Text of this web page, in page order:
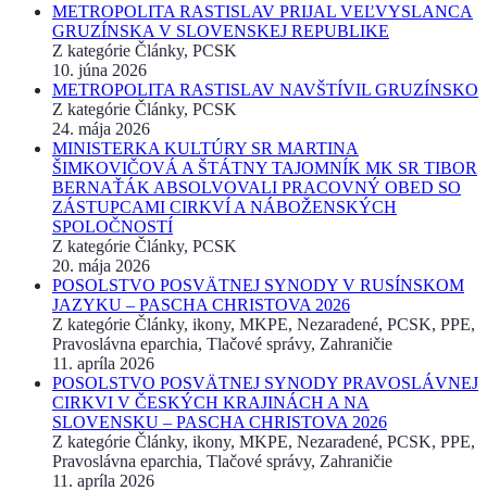
METROPOLITA RASTISLAV PRIJAL VEĽVYSLANCA
GRUZÍNSKA V SLOVENSKEJ REPUBLIKE
Z kategórie Články, PCSK
10. júna 2026
METROPOLITA RASTISLAV NAVŠTÍVIL GRUZÍNSKO
Z kategórie Články, PCSK
24. mája 2026
MINISTERKA KULTÚRY SR MARTINA
ŠIMKOVIČOVÁ A ŠTÁTNY TAJOMNÍK MK SR TIBOR
BERNAŤÁK ABSOLVOVALI PRACOVNÝ OBED SO
ZÁSTUPCAMI CIRKVÍ A NÁBOŽENSKÝCH
SPOLOČNOSTÍ
Z kategórie Články, PCSK
20. mája 2026
POSOLSTVO POSVÄTNEJ SYNODY V RUSÍNSKOM
JAZYKU – PASCHA CHRISTOVA 2026
Z kategórie Články, ikony, MKPE, Nezaradené, PCSK, PPE,
Pravoslávna eparchia, Tlačové správy, Zahraničie
11. apríla 2026
POSOLSTVO POSVÄTNEJ SYNODY PRAVOSLÁVNEJ
CIRKVI V ČESKÝCH KRAJINÁCH A NA
SLOVENSKU – PASCHA CHRISTOVA 2026
Z kategórie Články, ikony, MKPE, Nezaradené, PCSK, PPE,
Pravoslávna eparchia, Tlačové správy, Zahraničie
11. apríla 2026